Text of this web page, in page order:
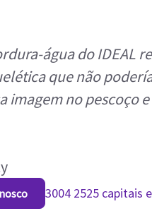
água do IDEAL
que não
imagem no pescoço
3004 2525 capitais